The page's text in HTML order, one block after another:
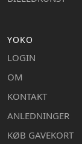
YOKO
LOGIN
OM
KONTAKT
ANLEDNINGER
KØB GAVEKORT